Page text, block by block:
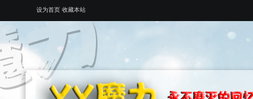
设为首页 收藏本站